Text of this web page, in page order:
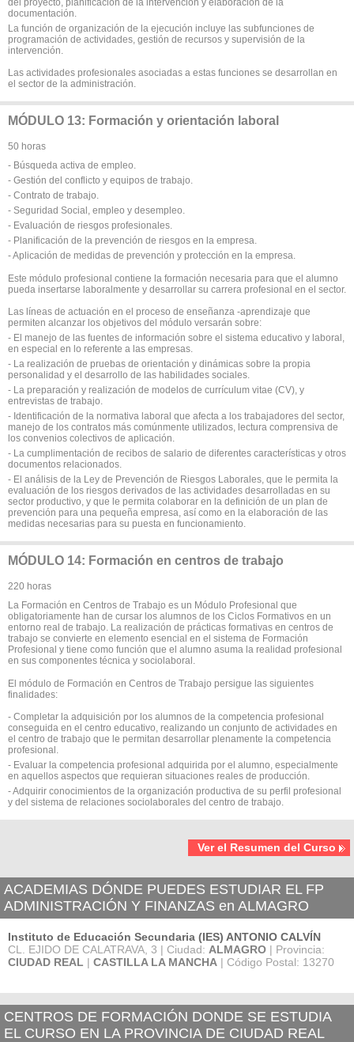
documentación.
La función de organización de la ejecución incluye las subfunciones de
programación de actividades, gestión de recursos y supervisión de la
intervención.
Las actividades profesionales asociadas a estas funciones se desarrollan en
el sector de la administración.
MÓDULO 13: Formación y orientación laboral
50 horas
- Búsqueda activa de empleo.
- Gestión del conflicto y equipos de trabajo.
- Contrato de trabajo.
- Seguridad Social, empleo y desempleo.
- Evaluación de riesgos profesionales.
- Planificación de la prevención de riesgos en la empresa.
- Aplicación de medidas de prevención y protección en la empresa.
Este módulo profesional contiene la formación necesaria para que el alumno
pueda insertarse laboralmente y desarrollar su carrera profesional en el sector.
Las líneas de actuación en el proceso de enseñanza -aprendizaje que
permiten alcanzar los objetivos del módulo versarán sobre:
- El manejo de las fuentes de información sobre el sistema educativo y laboral,
en especial en lo referente a las empresas.
- La realización de pruebas de orientación y dinámicas sobre la propia
personalidad y el desarrollo de las habilidades sociales.
- La preparación y realización de modelos de currículum vitae (CV), y
entrevistas de trabajo.
- Identificación de la normativa laboral que afecta a los trabajadores del sector,
manejo de los contratos más comúnmente utilizados, lectura comprensiva de
los convenios colectivos de aplicación.
- La cumplimentación de recibos de salario de diferentes características y otros
documentos relacionados.
- El análisis de la Ley de Prevención de Riesgos Laborales, que le permita la
evaluación de los riesgos derivados de las actividades desarrolladas en su
sector productivo, y que le permita colaborar en la definición de un plan de
prevención para una pequeña empresa, así como en la elaboración de las
medidas necesarias para su puesta en funcionamiento.
MÓDULO 14: Formación en centros de trabajo
220 horas
La Formación en Centros de Trabajo es un Módulo Profesional que
obligatoriamente han de cursar los alumnos de los Ciclos Formativos en un
entorno real de trabajo. La realización de prácticas formativas en centros de
trabajo se convierte en elemento esencial en el sistema de Formación
Profesional y tiene como función que el alumno asuma la realidad profesional
en sus componentes técnica y sociolaboral.
El módulo de Formación en Centros de Trabajo persigue las siguientes
finalidades:
- Completar la adquisición por los alumnos de la competencia profesional
conseguida en el centro educativo, realizando un conjunto de actividades en
el centro de trabajo que le permitan desarrollar plenamente la competencia
profesional.
- Evaluar la competencia profesional adquirida por el alumno, especialmente
en aquellos aspectos que requieran situaciones reales de producción.
- Adquirir conocimientos de la organización productiva de su perfil profesional
y del sistema de relaciones sociolaborales del centro de trabajo.
Ver el Resumen del Curso
ACADEMIAS DÓNDE PUEDES ESTUDIAR EL FP
ADMINISTRACIÓN Y FINANZAS en ALMAGRO
Instituto de Educación Secundaria (IES) ANTONIO CALVÍN
CL. EJIDO DE CALATRAVA, 3 | Ciudad: ALMAGRO | Provincia:
CIUDAD REAL | CASTILLA LA MANCHA | Código Postal: 13270
CENTROS DE FORMACIÓN DONDE SE ESTUDIA
EL CURSO EN LA PROVINCIA DE CIUDAD REAL